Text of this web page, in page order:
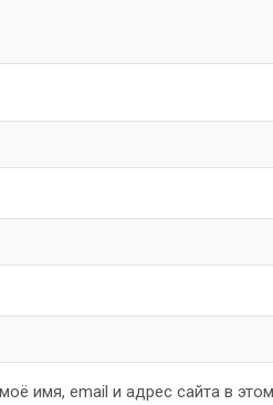
имя, email и адрес сайта в